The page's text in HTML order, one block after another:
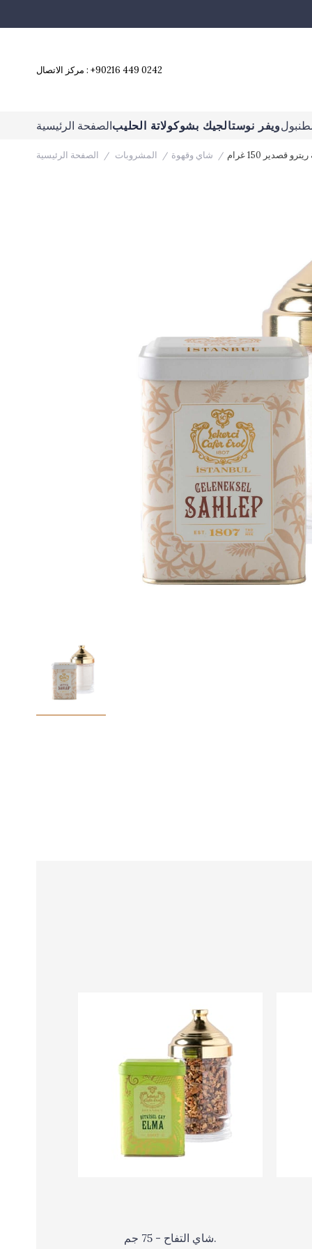
مركز الاتصال : +90216 449 0242
الصفحة الرئيسيةويفر نوستالجيك بشوكولاتة الحليب
الصفحة الرئيسية المشروبات شاي وقهوة
شاي التفاح - 75 جم.